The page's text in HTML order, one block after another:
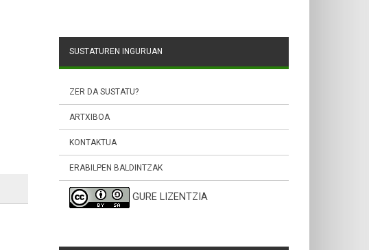
SUSTATUREN INGURUAN
ZER DA SUSTATU?
ARTXIBOA
KONTAKTUA
ERABILPEN BALDINTZAK
GURE LIZENTZIA